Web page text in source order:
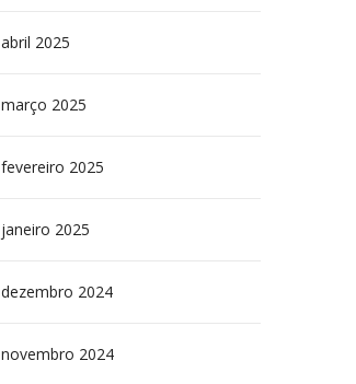
abril 2025
março 2025
fevereiro 2025
janeiro 2025
dezembro 2024
novembro 2024